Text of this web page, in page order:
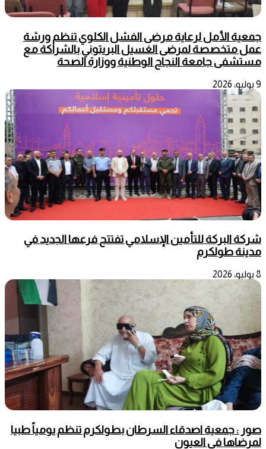
جمعية الأمل لرعاية مرضى الفشل الكلوي تنظم ورشة
عمل متخصصة لمرضى الغسيل البريتوني بالشراكة مع
مستشفى جامعة النجاح الوطنية ووزارة الصحة
9 يوليو، 2026
شركة البركة للتأمين الإسلامي تفتتح فرعها الجديد في
مدينة طولكرم
8 يوليو، 2026
صور : جمعية اصدقاء السرطان بطولكرم تنظم يومياً طبيا
لمرضاها في العيون